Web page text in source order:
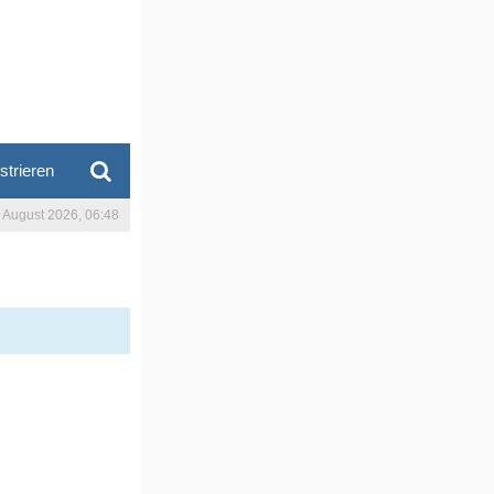
August 2026, 06:48